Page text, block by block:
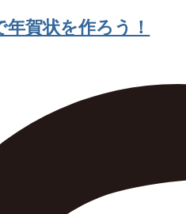
賀状を作ろう！